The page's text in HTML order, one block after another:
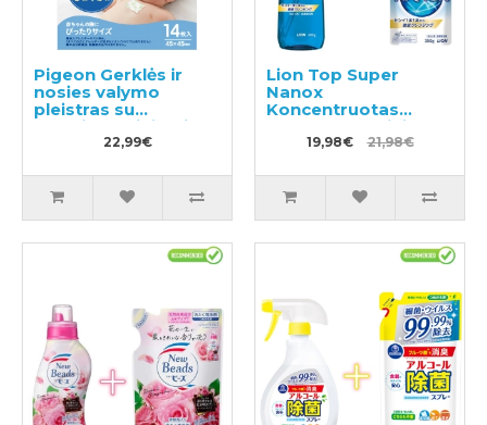
Pigeon Gerklės ir
nosies valymo
pleistras su
eukaliptų aliejumi,
skirtas vaikams nuo
22,99€
Lion Top Super
Nanox
Koncentruotas
skystas skalbinių
ploviklis, pompinis
užpildas 350g
19,98€ 21,98€